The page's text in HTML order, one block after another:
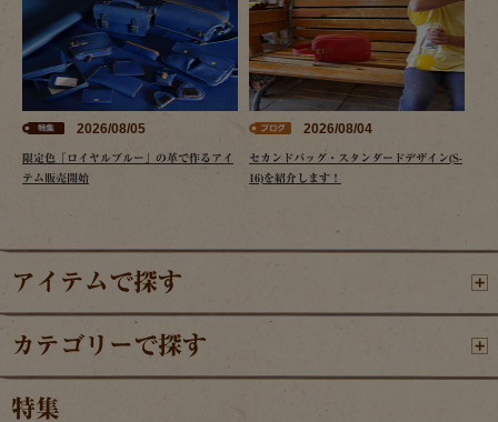
2026/08/05
限定色「ロイヤルブルー」の革で作るアイ
テム販売開始
2026/08/04
セカンドバッグ・スタンダードデザイン(S-
16)を紹介します！
アイテムで探す
カテゴリーで探す
特集